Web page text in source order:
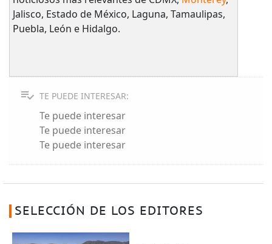
Jalisco, Estado de México, Laguna, Tamaulipas,
Puebla, León e Hidalgo.
TE PUEDE INTERESAR:
Te puede interesar
Te puede interesar
Te puede interesar
SELECCIÓN DE LOS EDITORES